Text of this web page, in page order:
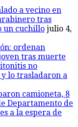
a vecino en
tras
un cuchillo julio 4,
ordenan
tras muerte
no
y lo trasladaron a
camioneta, 8
Departamento de
a la espera de